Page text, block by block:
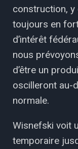
construction,
toujours en
d’intérêt
nous
d’être un
oscilleront au-
normale.
Wisnefski voit
temporaire